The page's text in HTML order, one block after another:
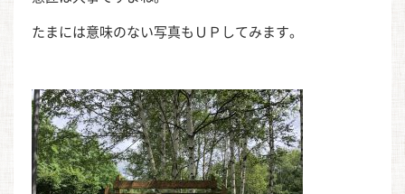
たまには意味のない写真もＵＰしてみます。